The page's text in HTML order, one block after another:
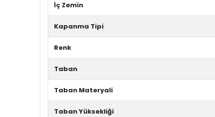
İç Zemin
Kapanma Tipi
Renk
Taban
Taban Materyali
Taban Yüksekliği